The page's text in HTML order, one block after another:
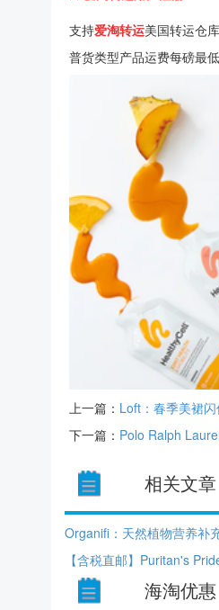
支持爱淘转运美国转运仓
普货类型产品运费每磅最
上一篇： Loft：春季美裙
下一篇： Polo Ralph
相关文章
Organifi：天然植物营养补
海淘优惠